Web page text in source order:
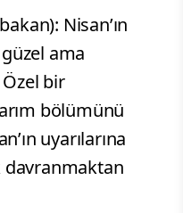
Nisan’ın
güzel ama
bir
bölümünü
uyarılarına
davranmaktan